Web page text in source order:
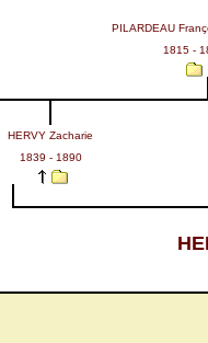
PILARDEAU
1815 -
HERVY Zacharie
1839 - 1890